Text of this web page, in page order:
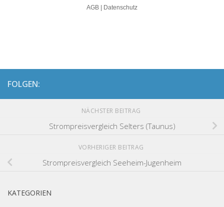
FOLGEN:
NÄCHSTER BEITRAG
Strompreisvergleich Selters (Taunus)
VORHERIGER BEITRAG
Strompreisvergleich Seeheim-Jugenheim
KATEGORIEN